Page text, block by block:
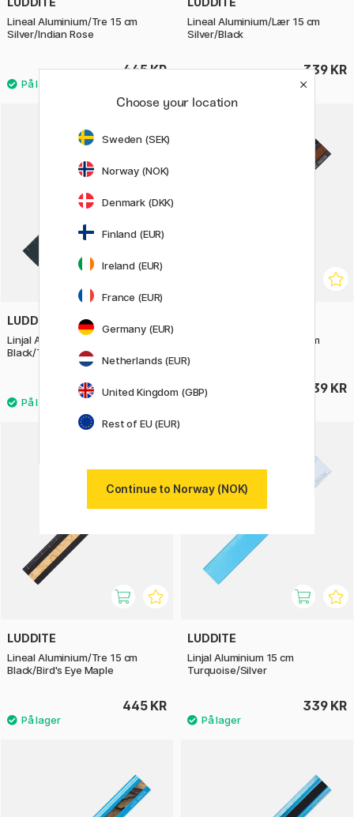
Lineal Aluminium/Tre 15 cm
Silver/Indian Rose
445 KR
Lineal Aluminium/Lær 15 cm
Silver/Black
339 KR
LUDDITE
Linjal Aluminium 15 cm
Black/Turquoise
339 KR
Lineal Aluminium/Lær 15 cm
339 KR
LUDDITE
Lineal Aluminium/Tre 15 cm
Black/Bird's Eye Maple
445 KR
LUDDITE
Linjal Aluminium 15 cm
Turquoise/Silver
339 KR
Choose your location
Sweden (SEK)
Norway (NOK)
Denmark (DKK)
Finland (EUR)
Ireland (EUR)
France (EUR)
Germany (EUR)
Netherlands (EUR)
United Kingdom (GBP)
Rest of EU (EUR)
Continue to Norway (NOK)